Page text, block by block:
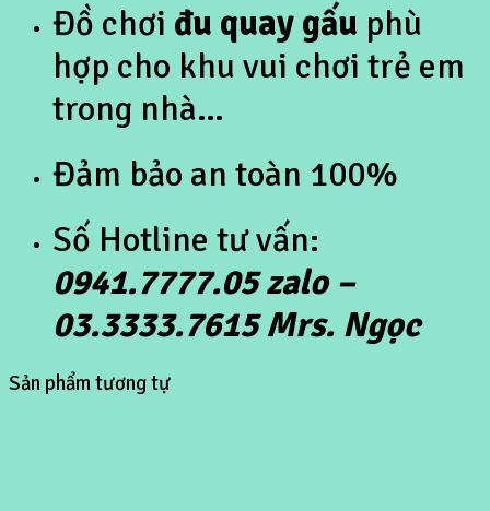
Đồ chơi đu quay gấu phù
hợp cho khu vui chơi trẻ em
trong nhà…
Đảm bảo an toàn 100%
Số Hotline tư vấn:
0941.7777.05 zalo –
03.3333.7615 Mrs. Ngọc
Sản phẩm tương tự